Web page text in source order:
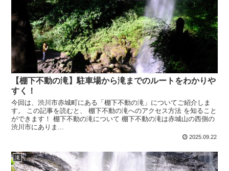
【棚下不動の滝】駐車場から滝までのルートをわかりや
すく！
今回は、渋川市赤城町にある「棚下不動の滝」についてご紹介しま
す。 この記事を読むと、 棚下不動の滝へのアクセス方法 を知ること
ができます！ 棚下不動の滝について 棚下不動の滝は赤城山の西側の
渋川市にありま...
2025.09.22
滝